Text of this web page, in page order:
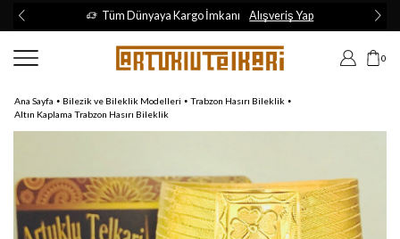
Tüm Dünyaya Kargo İmkanı Alışveriş Yap
0
Ana Sayfa • Bilezik ve Bileklik Modelleri • Trabzon Hasırı Bileklik •
Altın Kaplama Trabzon Hasırı Bileklik